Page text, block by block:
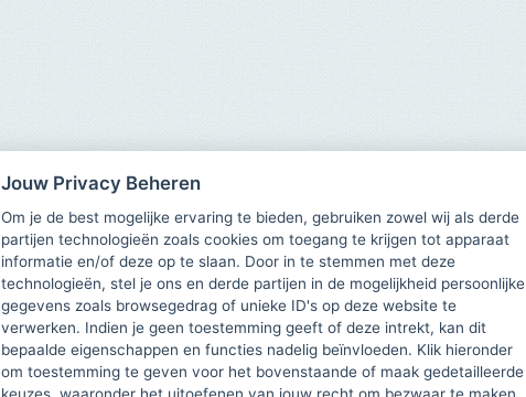
Jouw Privacy Beheren
Om je de best mogelijke ervaring te bieden, gebruiken zowel wij als derde
partijen technologieën zoals cookies om toegang te krijgen tot apparaat
informatie en/of deze op te slaan. Door in te stemmen met deze
technologieën, stel je ons en derde partijen in de mogelijkheid persoonlijke
gegevens zoals browsegedrag of unieke ID's op deze website te
verwerken. Indien je geen toestemming geeft of deze intrekt, kan dit
bepaalde eigenschappen en functies nadelig beïnvloeden. Klik hieronder
om toestemming te geven voor het bovenstaande of maak gedetailleerde